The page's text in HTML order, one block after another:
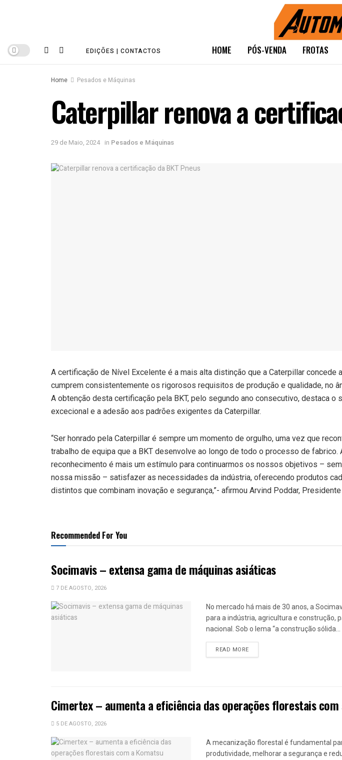
EDIÇÕES | CONTACTOS HOME PÓS-VENDA FROTAS
Home Pesados e Máquinas
Caterpillar renova a
29 de Maio, 2024 in Pesados e Máquinas
A certificação de Nível Excelente é a mais alta distinção que a Caterpillar concede
cumprem consistentemente os rigorosos requisitos de produção e qualidade, no
A obtenção desta certificação pela BKT, pelo segundo ano consecutivo, destaca o
excecional e a adesão aos padrões exigentes da Caterpillar.
“Ser honrado pela Caterpillar é sempre um momento de orgulho, uma vez que
trabalho de equipa que a BKT desenvolve ao longo de todo o processo de fabrico.
reconhecimento é mais um estímulo para continuarmos os nossos objetivos –
nossa missão – satisfazer as necessidades da indústria, oferecendo produtos
distintos que combinam inovação e segurança,”- afirmou Arvind Poddar, Presidente
Recommended For You
Socimavis – extensa gama de máquinas asiáticas
7 DE AGOSTO, 2026
No mercado há mais de 30 anos, a
para a indústria, agricultura e construção,
nacional. Sob o lema “a construção sólida...
READ MOREDETAILS
Cimertex – aumenta a eficiência das operações florestais com
5 DE AGOSTO, 2026
A mecanização florestal é fundamental
produtividade, melhorar a segurança e